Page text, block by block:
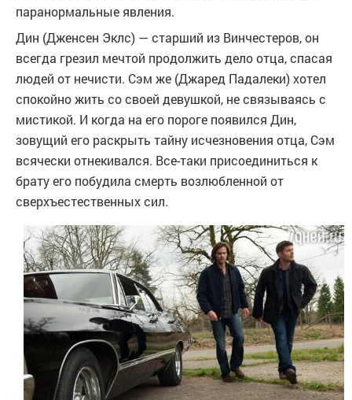
паранормальные явления.
Дин (Дженсен Эклс) — старший из Винчестеров, он
всегда грезил мечтой продолжить дело отца, спасая
людей от нечисти. Сэм же (Джаред Падалеки) хотел
спокойно жить со своей девушкой, не связываясь с
мистикой. И когда на его пороге появился Дин,
зовущий его раскрыть тайну исчезновения отца, Сэм
всячески отнекивался. Все-таки присоединиться к
брату его побудила смерть возлюбленной от
сверхъестественных сил.